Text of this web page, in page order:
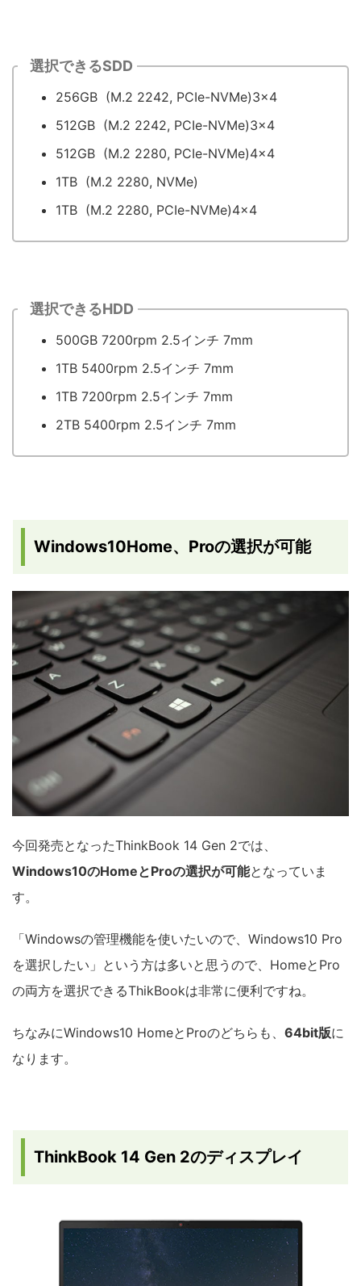
選択できるSDD
256GB (M.2 2242, PCIe-NVMe)3×4
512GB (M.2 2242, PCIe-NVMe)3×4
512GB (M.2 2280, PCIe-NVMe)4×4
1TB (M.2 2280, NVMe)
1TB (M.2 2280, PCIe-NVMe)4x4
選択できるHDD
500GB 7200rpm 2.5インチ 7mm
1TB 5400rpm 2.5インチ 7mm
1TB 7200rpm 2.5インチ 7mm
2TB 5400rpm 2.5インチ 7mm
Windows10Home、Proの選択が可能
今回発売となったThinkBook 14 Gen 2では、
Windows10のHomeとProの選択が可能となっていま
す。
「Windowsの管理機能を使いたいので、Windows10 Pro
を選択したい」という方は多いと思うので、HomeとPro
の両方を選択できるThikBookは非常に便利ですね。
ちなみにWindows10 HomeとProのどちらも、 64bit版に
なります。
ThinkBook 14 Gen 2のディスプレイ